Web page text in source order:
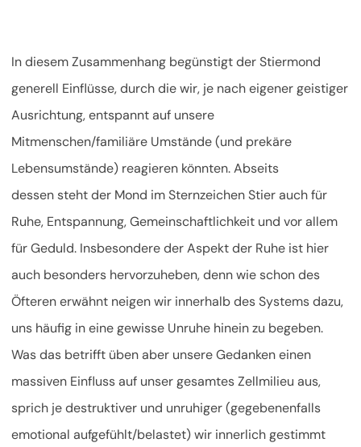
In diesem Zusammenhang begünstigt der Stiermond
generell Einflüsse, durch die wir, je nach eigener geistiger
Ausrichtung, entspannt auf unsere
Mitmenschen/familiäre Umstände (und prekäre
Lebensumstände) reagieren könnten. Abseits
dessen steht der Mond im Sternzeichen Stier auch für
Ruhe, Entspannung, Gemeinschaftlichkeit und vor allem
für Geduld. Insbesondere der Aspekt der Ruhe ist hier
auch besonders hervorzuheben, denn wie schon des
Öfteren erwähnt neigen wir innerhalb des Systems dazu,
uns häufig in eine gewisse Unruhe hinein zu begeben.
Was das betrifft üben aber unsere Gedanken einen
massiven Einfluss auf unser gesamtes Zellmilieu aus,
sprich je destruktiver und unruhiger (gegebenenfalls
emotional aufgefühlt/belastet) wir innerlich gestimmt